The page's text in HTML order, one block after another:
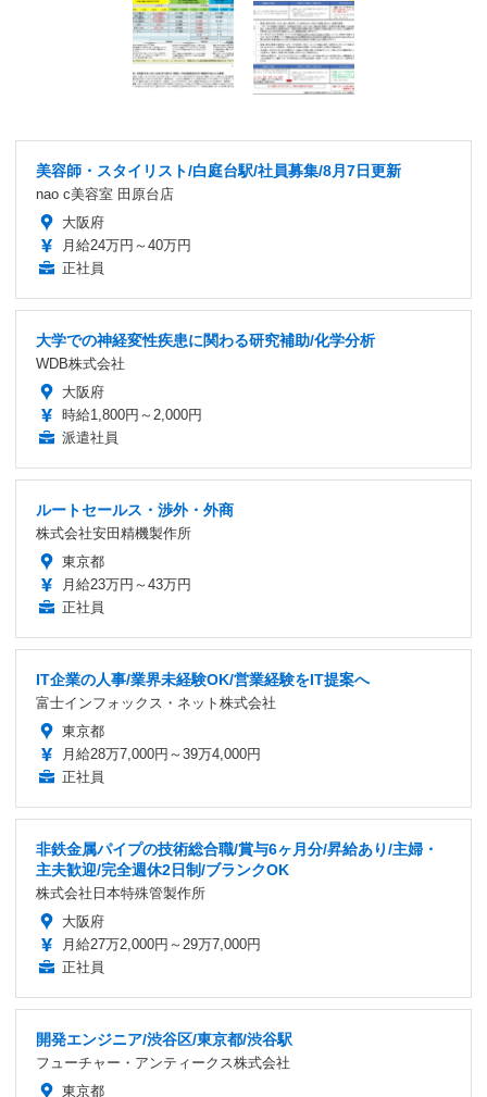
美容師・スタイリスト/白庭台駅/社員募集/8月7日更新
nao c美容室 田原台店
大阪府
月給24万円～40万円
正社員
大学での神経変性疾患に関わる研究補助/化学分析
WDB株式会社
大阪府
時給1,800円～2,000円
派遣社員
ルートセールス・渉外・外商
株式会社安田精機製作所
東京都
月給23万円～43万円
正社員
IT企業の人事/業界未経験OK/営業経験をIT提案へ
富士インフォックス・ネット株式会社
東京都
月給28万7,000円～39万4,000円
正社員
非鉄金属パイプの技術総合職/賞与6ヶ月分/昇給あり/主婦・
主夫歓迎/完全週休2日制/ブランクOK
株式会社日本特殊管製作所
大阪府
月給27万2,000円～29万7,000円
正社員
開発エンジニア/渋谷区/東京都/渋谷駅
フューチャー・アンティークス株式会社
東京都